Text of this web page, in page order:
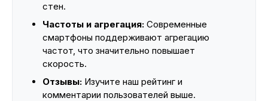
стен.
Частоты и агрегация: Современные
смартфоны поддерживают агрегацию
частот, что значительно повышает
скорость.
Отзывы: Изучите наш рейтинг и
комментарии пользователей выше.